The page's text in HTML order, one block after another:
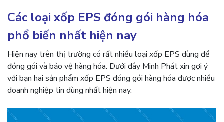
Các loại xốp EPS đóng gói hàng hóa
phổ biến nhất hiện nay
Hiện nay trên thị trường có rất nhiều loại xốp EPS dùng để
đóng gói và bảo vệ hàng hóa. Dưới đây Minh Phát xin gợi ý
với bạn hai sản phẩm xốp EPS đóng gói hàng hóa được nhiều
doanh nghiệp tin dùng nhất hiện nay.